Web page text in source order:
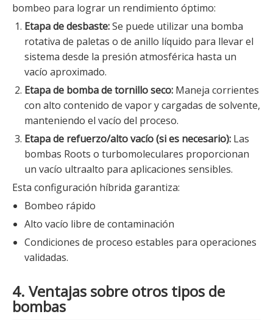
bombeo para lograr un rendimiento óptimo:
Etapa de desbaste:Se puede utilizar una bomba
rotativa de paletas o de anillo líquido para llevar el
sistema desde la presión atmosférica hasta un
vacío aproximado.
Etapa de bomba de tornillo seco: Maneja corrientes
con alto contenido de vapor y cargadas de solvente,
manteniendo el vacío del proceso.
Etapa de refuerzo/alto vacío (si es necesario): Las
bombas Roots o turbomoleculares proporcionan
un vacío ultraalto para aplicaciones sensibles.
Esta configuración híbrida garantiza:
Bombeo rápido
Alto vacío libre de contaminación
Condiciones de proceso estables para operaciones
validadas.
4. Ventajas sobre otros tipos de
bombas